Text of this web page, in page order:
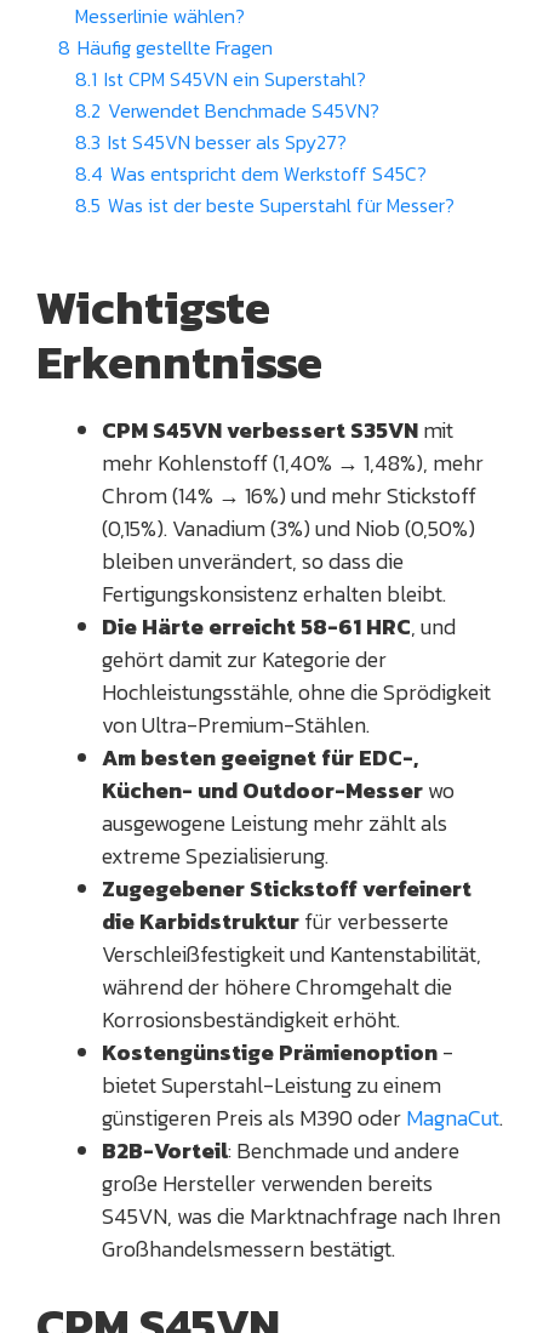
Messerlinie wählen?
8 Häufig gestellte Fragen
8.1 Ist CPM S45VN ein Superstahl?
8.2 Verwendet Benchmade S45VN?
8.3 Ist S45VN besser als Spy27?
8.4 Was entspricht dem Werkstoff S45C?
8.5 Was ist der beste Superstahl für Messer?
Wichtigste
Erkenntnisse
CPM S45VN verbessert S35VNmit
mehr Kohlenstoff (1,40% → 1,48%), mehr
Chrom (14% → 16%) und mehr Stickstoff
(0,15%). Vanadium (3%) und Niob (0,50%)
bleiben unverändert, so dass die
Fertigungskonsistenz erhalten bleibt.
Die Härte erreicht 58-61 HRC, und
gehört damit zur Kategorie der
Hochleistungsstähle, ohne die Sprödigkeit
von Ultra-Premium-Stählen.
Am besten geeignet für EDC-,
Küchen- und Outdoor-Messerwo
ausgewogene Leistung mehr zählt als
extreme Spezialisierung.
Zugegebener Stickstoff verfeinert
die Karbidstrukturfür verbesserte
Verschleißfestigkeit und Kantenstabilität,
während der höhere Chromgehalt die
Korrosionsbeständigkeit erhöht.
Kostengünstige Prämienoption-
bietet Superstahl-Leistung zu einem
günstigeren Preis als M390 oderMagnaCut.
B2B-Vorteil: Benchmade und andere
große Hersteller verwenden bereits
S45VN, was die Marktnachfrage nach Ihren
Großhandelsmessern bestätigt.